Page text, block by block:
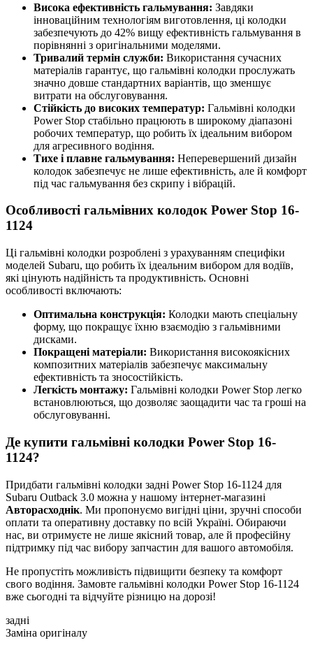
Висока ефективність гальмування: Завдяки
інноваційним технологіям виготовлення, ці колодки
забезпечують до 42% вищу ефективність гальмування в
порівнянні з оригінальними моделями.
Тривалий термін служби: Використання сучасних
матеріалів гарантує, що гальмівні колодки прослужать
значно довше стандартних варіантів, що зменшує
витрати на обслуговування.
Стійкість до високих температур: Гальмівні колодки
Power Stop стабільно працюють в широкому діапазоні
робочих температур, що робить їх ідеальним вибором
для агресивного водіння.
Тихе і плавне гальмування: Неперевершений дизайн
колодок забезпечує не лише ефективність, але й комфорт
під час гальмування без скрипу і вібрацій.
Особливості гальмівних колодок Power Stop 16-
1124
Ці гальмівні колодки розроблені з урахуванням специфіки
моделей Subaru, що робить їх ідеальним вибором для водіїв,
які цінують надійність та продуктивність. Основні
особливості включають:
Оптимальна конструкція: Колодки мають спеціальну
форму, що покращує їхню взаємодію з гальмівними
дисками.
Покращені матеріали: Використання високоякісних
композитних матеріалів забезпечує максимальну
ефективність та зносостійкість.
Легкість монтажу: Гальмівні колодки Power Stop легко
встановлюються, що дозволяє заощадити час та гроші на
обслуговуванні.
Де купити гальмівні колодки Power Stop 16-
1124?
Придбати гальмівні колодки задні Power Stop 16-1124 для
Subaru Outback 3.0 можна у нашому інтернет-магазині
Авторасходнік. Ми пропонуємо вигідні ціни, зручні способи
оплати та оперативну доставку по всій Україні. Обираючи
нас, ви отримуєте не лише якісний товар, але й професійну
підтримку під час вибору запчастин для вашого автомобіля.
Не пропустіть можливість підвищити безпеку та комфорт
свого водіння. Замовте гальмівні колодки Power Stop 16-1124
вже сьогодні та відчуйте різницю на дорозі!
задні
Заміна оригіналу